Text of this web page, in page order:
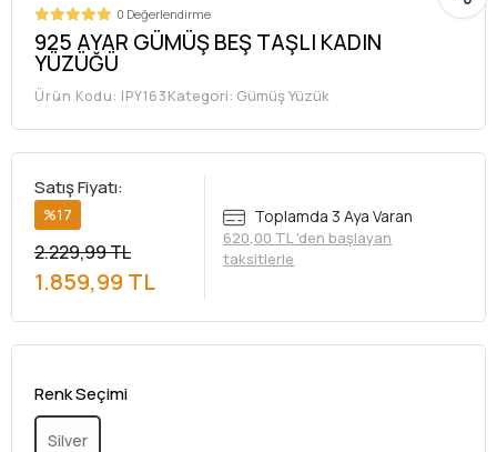
0 Değerlendirme
925 AYAR GÜMÜŞ BEŞ TAŞLI KADIN
YÜZÜĞÜ
Ürün Kodu: IPY163Kategori: Gümüş Yüzük
Satış Fiyatı:
%17
2.229,99 TL
1.859,99 TL
Toplamda 3 Aya Varan
620,00 TL 'den başlayan
taksitlerle
Renk Seçimi
Silver